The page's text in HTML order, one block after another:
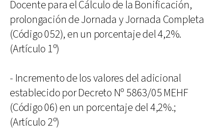
Docente para el Cálculo de la Bonificación,
prolongación de Jornada y Jornada Completa
(Código 052), en un porcentaje del 4,2%.
(Artículo 1º)
- Incremento de los valores del adicional
establecido por Decreto Nº 5863/05 MEHF
(Código 06) en un porcentaje del 4,2%.;
(Artículo 2º)